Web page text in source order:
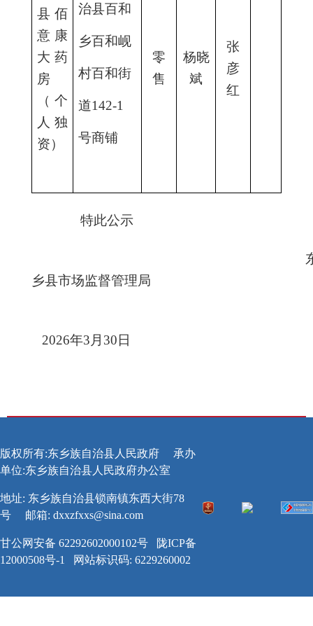
县佰
意康
大药
房
（个
人独
资）
治县百和
乡百和岘
村百和街
道142-1
号商铺
零
售
杨晓
斌
张
彦
红
特此公示
乡县市场监督管理局
2026年3 月 30 日
版权所有:东乡族自治县人民政府
承办
单位:东乡族自治县人民政府办公室
地址: 东乡族自治县锁南镇东西大街78
号
邮箱: dxxzfxxs@sina.com
甘公网安备 62292602000102号
陇ICP备
12000508号-1
网站标识码: 6229260002